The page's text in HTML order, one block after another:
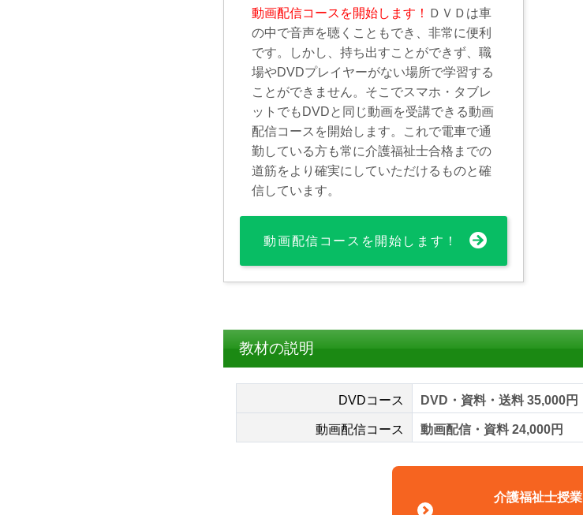
動画配信コースを開始します！ ＤＶＤは車
の中で音声を聴くこともでき、非常に便利
です。しかし、持ち出すことができず、職
場やDVDプレイヤーがない場所で学習する
ことができません。そこでスマホ・タブレ
ットでもDVDと同じ動画を受講できる動画
配信コースを開始します。これで電車で通
勤している方も常に介護福祉士合格までの
道筋をより確実にしていただけるものと確
信しています。
動画配信コースを開始します！
教材の説明
DVDコース DVD・資料・送料 35,000円
動画配信コース 動画配信・資料 24,000円
介護福祉士授業